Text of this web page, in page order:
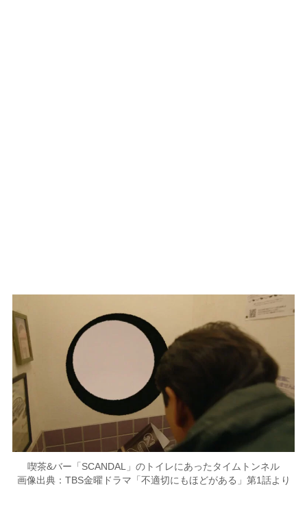
喫茶&バー「SCANDAL」のトイレにあったタイムトンネル
画像出典：TBS金曜ドラマ「不適切にもほどがある」第1話より